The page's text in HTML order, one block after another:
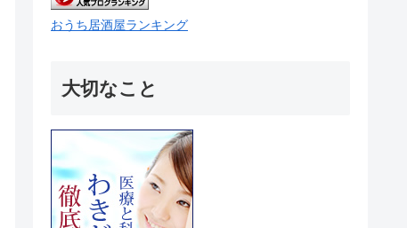
おうち居酒屋ランキング
大切なこと